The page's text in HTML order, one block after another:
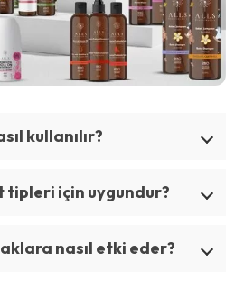
kullanılır?
tipleri için uygundur?
nasıl etki eder?